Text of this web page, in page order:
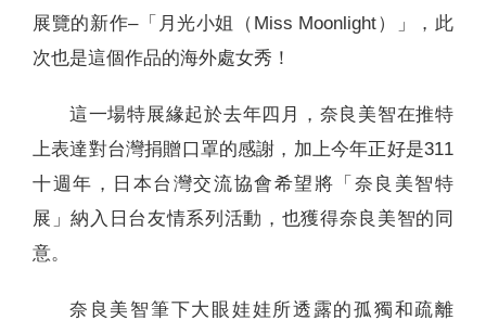
展覽的新作–「月光小姐（Miss Moonlight）」，此
次也是這個作品的海外處女秀！
這一場特展緣起於去年四月，奈良美智在推特
上表達對台灣捐贈口罩的感謝，加上今年正好是311
十週年，日本台灣交流協會希望將「奈良美智特
展」納入日台友情系列活動，也獲得奈良美智的同
意。
奈良美智筆下大眼娃娃所透露的孤獨和疏離